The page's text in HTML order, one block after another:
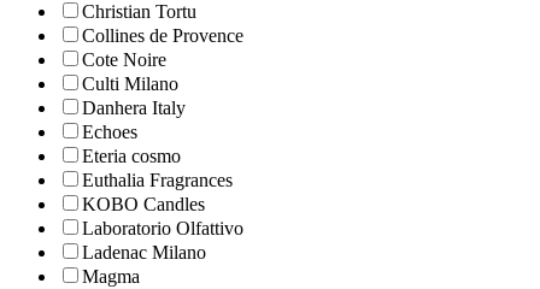
Christian Tortu
Collines de Рrovencе
Cote Noire
Culti Milano
Danhera Italy
Echoes
Eteria cosmo
Euthalia Fragrances
KOBO Candles
Laboratorio Olfattivo
Ladenac Milano
Magma